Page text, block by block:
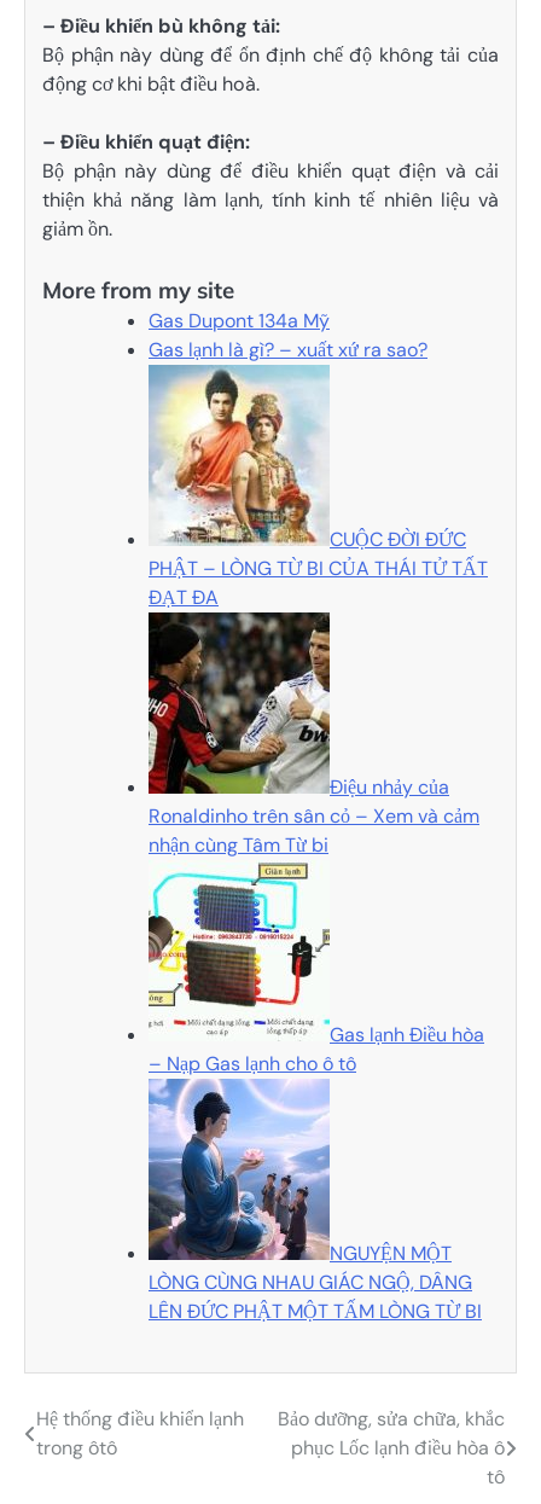
– Điều khiển bù không tải:
Bộ phận này dùng để ổn định chế độ không tải của
động cơ khi bật điều hoà.
– Điều khiển quạt điện:
Bộ phận này dùng để điều khiển quạt điện và cải
thiện khả năng làm lạnh, tính kinh tế nhiên liệu và
giảm ồn.
More from my site
Gas Dupont 134a Mỹ
Gas lạnh là gì? – xuất xứ ra sao?
CUỘC ĐỜI ĐỨC
PHẬT – LÒNG TỪ BI CỦA THÁI TỬ TẤT
ĐẠT ĐA
Điệu nhảy của
Ronaldinho trên sân cỏ – Xem và cảm
nhận cùng Tâm Từ bi
Gas lạnh Điều hòa
– Nạp Gas lạnh cho ô tô
NGUYỆN MỘT
LÒNG CÙNG NHAU GIÁC NGỘ, DÂNG
LÊN ĐỨC PHẬT MỘT TẤM LÒNG TỪ BI
Điều
hướng
Hệ thống điều khiển lạnh
trong ôtô
Bảo dưỡng, sửa chữa, khắc
phục Lốc lạnh điều hòa ô
tô